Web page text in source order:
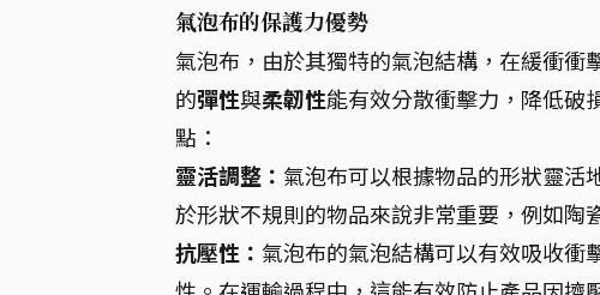
氣泡布的保護力優勢
氣泡布，由於其獨特的氣泡結構，在緩衝
的彈性與柔韌性能有效分散衝擊力，降低破
點：
靈活調整： 氣泡布可以根據物品的形狀靈活
於形狀不規則的物品來說非常重要，例如陶
抗壓性： 氣泡布的氣泡結構可以有效吸收衝